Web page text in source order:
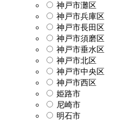
神戸市灘区
神戸市兵庫区
神戸市長田区
神戸市須磨区
神戸市垂水区
神戸市北区
神戸市中央区
神戸市西区
姫路市
尼崎市
明石市